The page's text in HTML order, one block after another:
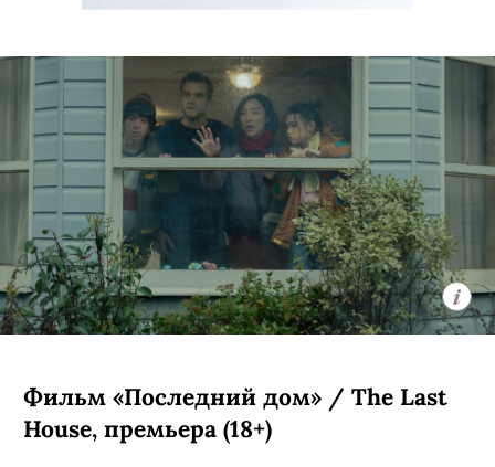
Фильм «Последний дом» / The Last
House, премьера (18+)